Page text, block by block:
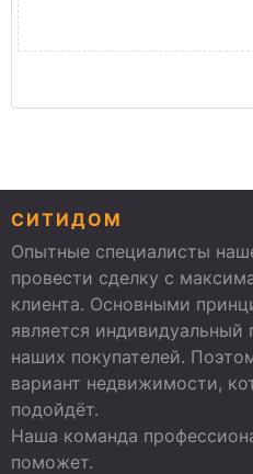
СИТИДОМ
Опытные специалисты
провести сделку с
клиента. Основными
является
наших покупателей.
вариант недвижимости,
подойдёт.
Наша команда
поможет.